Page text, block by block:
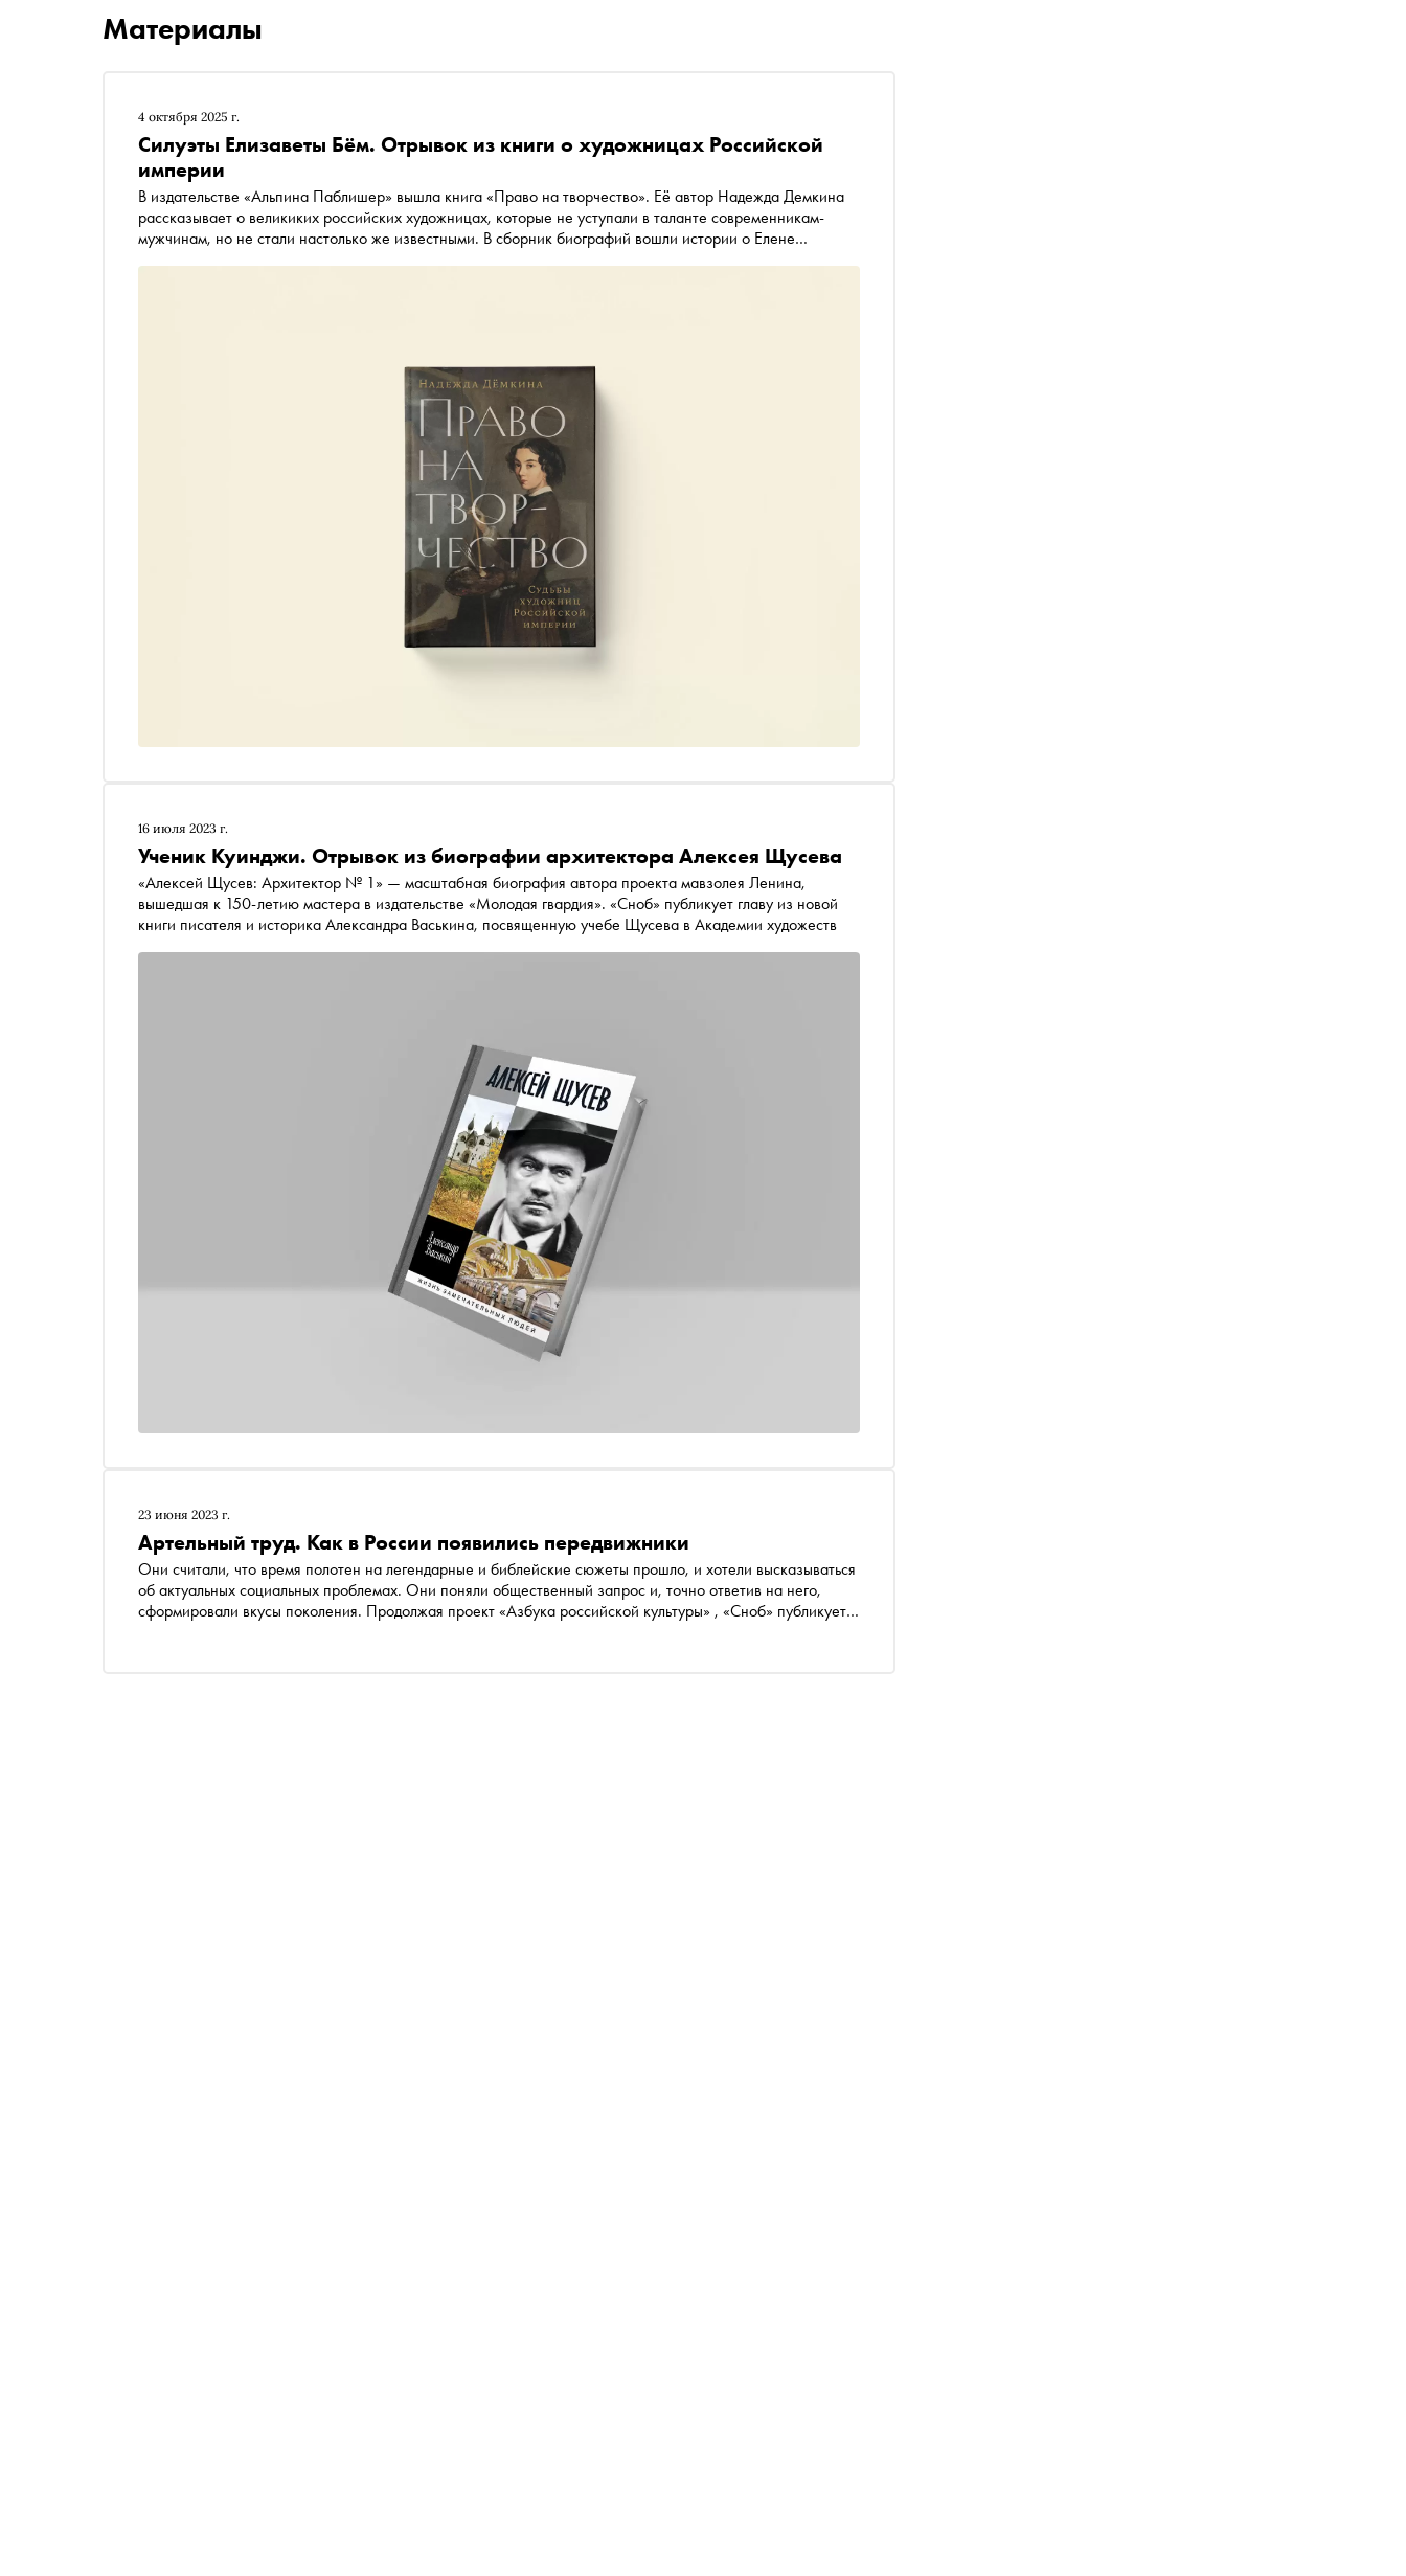
Материалы
4 октября 2025 г.
Силуэты Елизаветы Бём. Отрывок из книги о художницах Российской
империи
В издательстве «Альпина Паблишер» вышла книга «Право на творчество». Её автор Надежда Демкина
рассказывает о великиких российских художницах, которые не уступали в таланте современникам-
мужчинам, но не стали настолько же известными. В сборник биографий вошли истории о Елене
16 июля 2023 г.
Ученик Куинджи. Отрывок из биографии архитектора Алексея Щусева
«Алексей Щусев: Архитектор № 1» — масштабная биография автора проекта мавзолея Ленина,
вышедшая к 150-летию мастера в издательстве «Молодая гвардия». «Сноб» публикует главу из новой
книги писателя и историка Александра Васькина, посвященную учебе Щусева в Академии художеств
23 июня 2023 г.
Артельный труд. Как в России появились передвижники
Они считали, что время полотен на легендарные и библейские сюжеты прошло, и хотели высказываться
об актуальных социальных проблемах. Они поняли общественный запрос и, точно ответив на него,
сформировали вкусы поколения. Продолжая проект «Азбука российской культуры» , «Сноб» публикует